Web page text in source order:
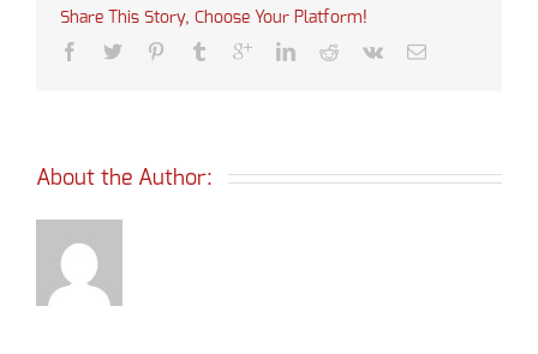
Share This Story, Choose Your Platform!
About the Author: